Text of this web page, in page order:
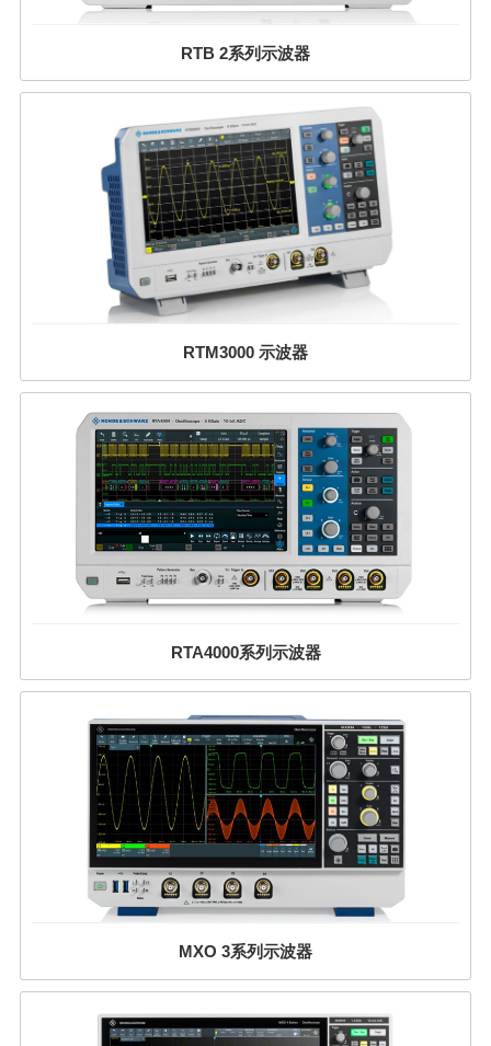
RTB 2系列示波器
RTM3000 示波器
RTA4000系列示波器
MXO 3系列示波器